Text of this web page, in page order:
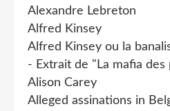
Alexandre Lebreton
Alfred Kinsey
Alfred Kinsey ou la
- Extrait de "La mafia des
Alison Carey
Alleged assinations in